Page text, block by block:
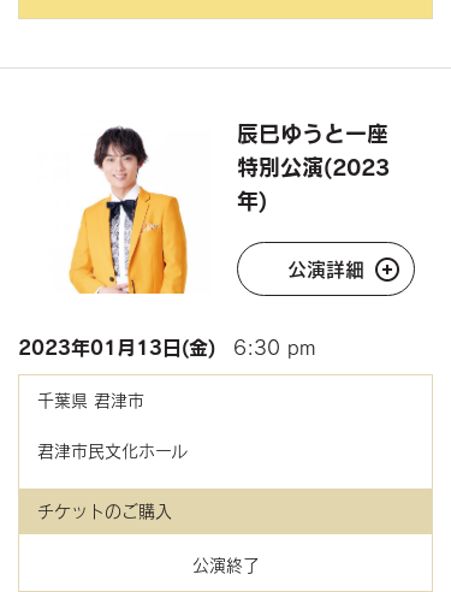
辰巳ゆうと一座
特別公演(2023
年)
公演詳細
2023年01月13日(金) 6:30 pm
千葉県 君津市
君津市民文化ホール
チケットのご購入
公演終了